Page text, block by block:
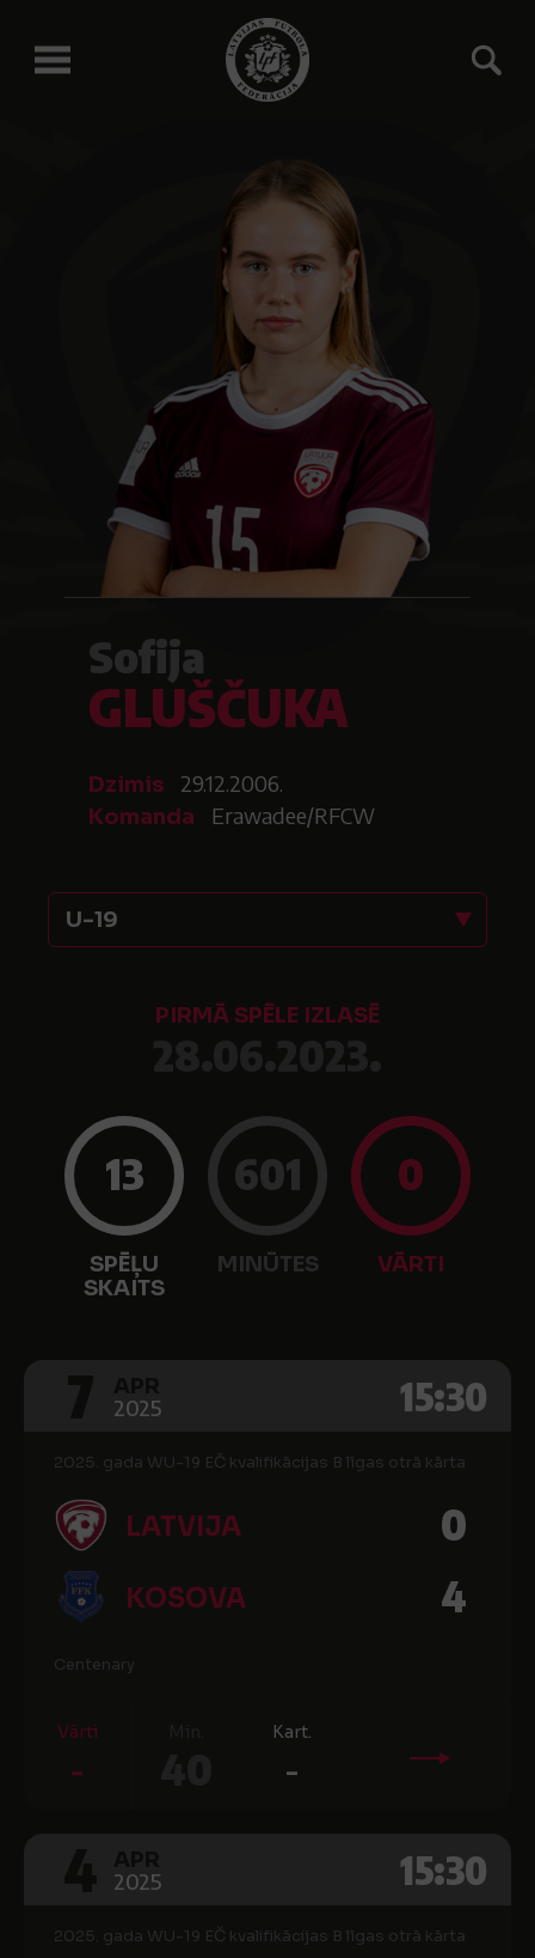
Sofija
GLUŠČUKA
Dzimis 29.12.2006.
Komanda Erawadee/RFCW
U-19
PIRMĀ SPĒLE IZLASĒ
13
SPĒĻU
SKAITS
601
MINŪTES
0
VĀRTI
2025 15:30
2025. gada WU-19 EČ kvalifikācijas B līgas otrā kārta
LATVIJA 0
KOSOVA 4
Centenary
Vārti
-
Kart.
-
2025 15:30
2025. gada WU-19 EČ kvalifikācijas B līgas otrā kārta